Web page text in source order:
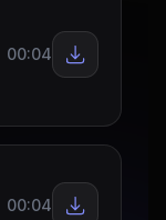
00:04
00:04